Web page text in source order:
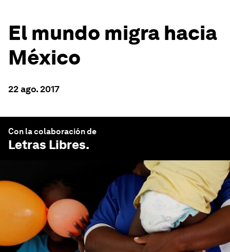
El mundo migra hacia
México
22 ago. 2017
Con la colaboración de
Letras Libres.